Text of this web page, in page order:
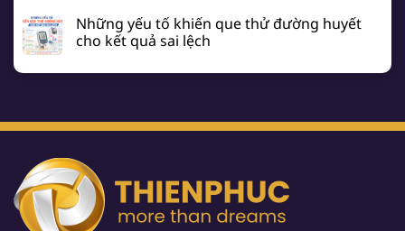
Những yếu tố khiến que thử đường huyết
cho kết quả sai lệch